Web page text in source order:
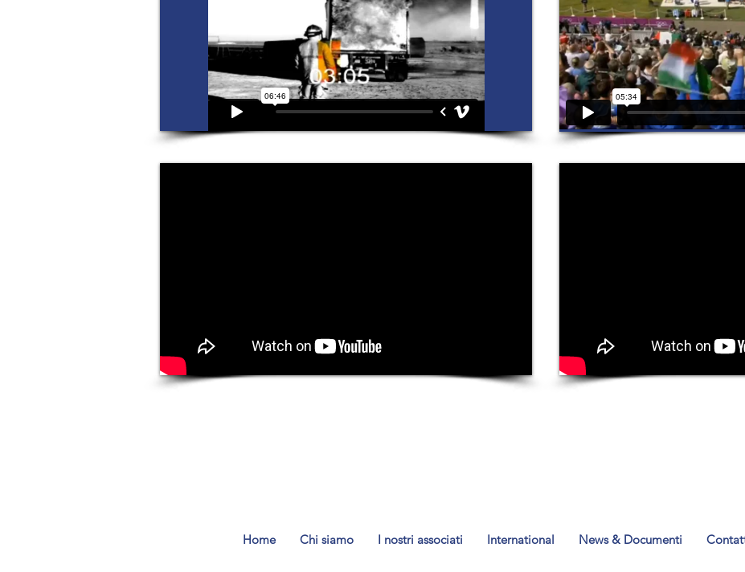
Home Chi siamo I nostri associati International News & Documenti